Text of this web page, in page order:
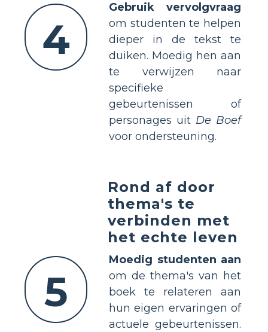
4
Gebruik vervolgvraag
om studenten te helpen
dieper in de tekst te
duiken. Moedig hen aan
te verwijzen naar
specifieke
gebeurtenissen of
personages uit De Boef
voor ondersteuning.
5
Rond af door
thema's te
verbinden met
het echte leven
Moedig studenten aan
om de thema's van het
boek te relateren aan
hun eigen ervaringen of
actuele gebeurtenissen.